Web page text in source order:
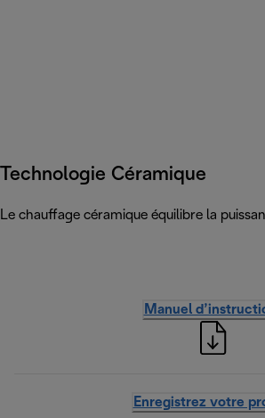
Technologie Céramique
Le chauffage céramique équilibre la
Manuel
Enregistrez votre